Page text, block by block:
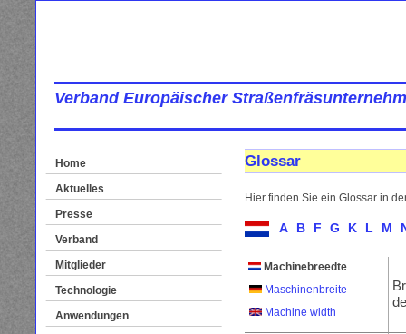
Verband Europäischer
Home
Aktuelles
Presse
Verband
Mitglieder
Technologie
Anwendungen
Glossar
Hier finden Sie ein Glossar in
A B F G K L M
Machinebreedte
Maschinenbreite
Machine width